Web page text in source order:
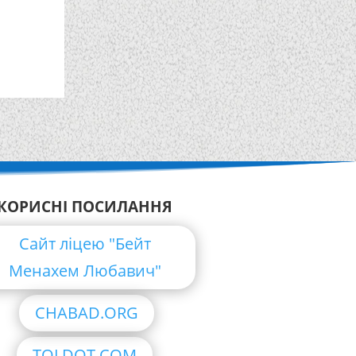
ПОСИЛАННЯ
Сайт ліцею "Бейт
Менахем Любавич"
CHABAD.ORG